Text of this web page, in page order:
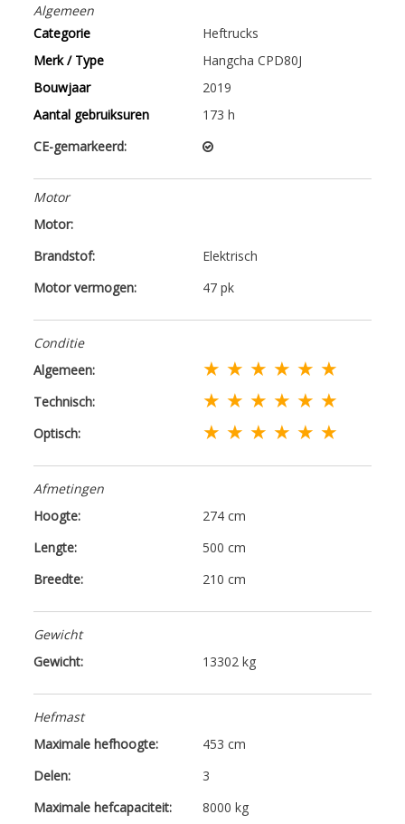
Algemeen
Categorie
Heftrucks
Merk / Type
Hangcha CPD80J
Bouwjaar
2019
Aantal gebruiksuren
173 h
CE-gemarkeerd:
Motor
Motor:
Brandstof:
Elektrisch
Motor vermogen:
47 pk
Conditie
Algemeen:
★ ★ ★ ★ ★ ★
Technisch: ★ ★ ★ ★ ★ ★
Optisch: ★ ★ ★ ★ ★ ★
Afmetingen
Hoogte:
274 cm
Lengte:
500 cm
Breedte:
210 cm
Gewicht
Gewicht:
13302 kg
Hefmast
Maximale hefhoogte:
453 cm
Delen:
3
Maximale hefcapaciteit:
8000 kg